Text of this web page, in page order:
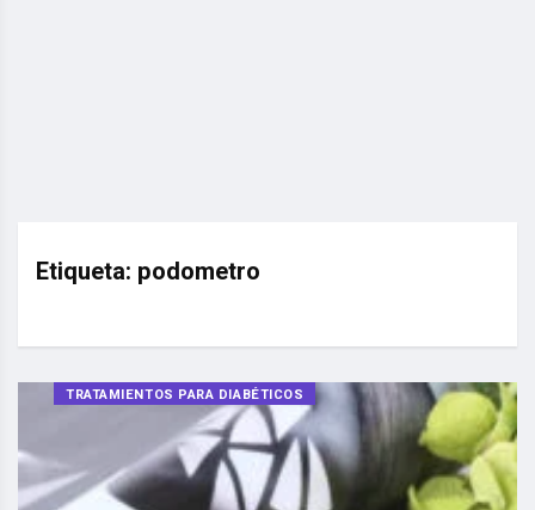
Etiqueta: podometro
TRATAMIENTOS PARA DIABÉTICOS